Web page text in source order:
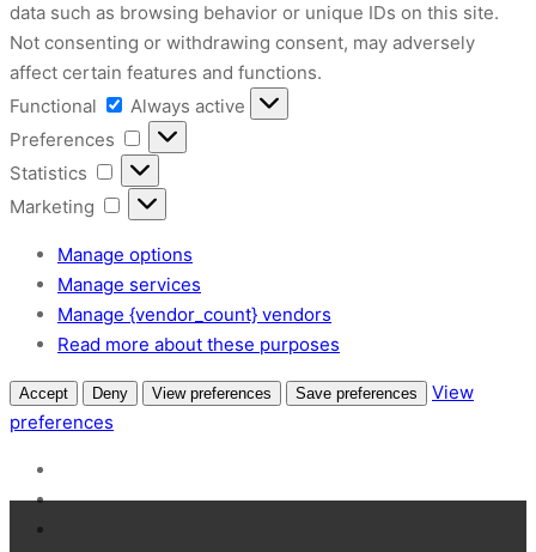
data such as browsing behavior or unique IDs on this site.
Not consenting or withdrawing consent, may adversely
affect certain features and functions.
Functional
Functional
Always active
Preferences
Preferences
Statistics
Statistics
Marketing
Marketing
Manage options
Manage services
Manage {vendor_count} vendors
Read more about these purposes
Accept Deny View preferences Save preferences
View
preferences